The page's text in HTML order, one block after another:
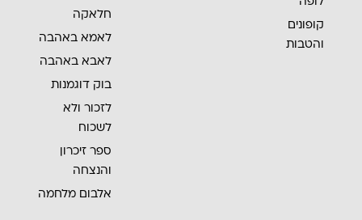
קופונים
והטבות
חלאקה
לאמא באהבה
לאבא באהבה
בוק דוגמנות
לזכור ולא
לשכוח
ספר זיכרון
והנצחה
אלבום מלחמה